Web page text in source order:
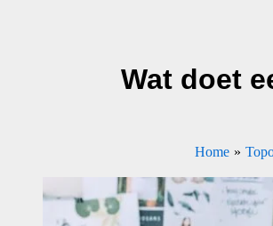
Wat doet
Home